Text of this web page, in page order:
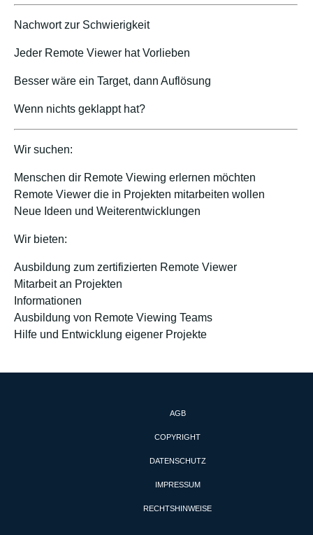
Nachwort zur Schwierigkeit
Jeder Remote Viewer hat Vorlieben
Besser wäre ein Target, dann Auflösung
Wenn nichts geklappt hat?
Wir suchen:
Menschen dir Remote Viewing erlernen möchten
Remote Viewer die in Projekten mitarbeiten wollen
Neue Ideen und Weiterentwicklungen
Wir bieten:
Ausbildung zum zertifizierten Remote Viewer
Mitarbeit an Projekten
Informationen
Ausbildung von Remote Viewing Teams
Hilfe und Entwicklung eigener Projekte
AGB
COPYRIGHT
DATENSCHUTZ
IMPRESSUM
RECHTSHINWEISE